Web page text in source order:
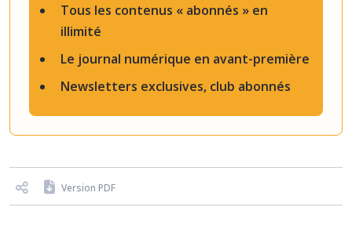
Tous les contenus « abonnés » en
illimité
Le journal numérique en avant-première
Newsletters exclusives, club abonnés
Version PDF